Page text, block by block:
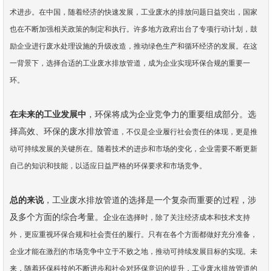
术进步。 在中国，随着经济的快速发展，工业废水的排放问题日益突出，国家
也在不断加强相关政策的制定和执行。许多地方政府出台了专项行动计划，鼓
励企业进行废水处理设施的升级改造，推动绿色生产和循环经济的发展。在这
一背景下，选择合适的工业废水排放管道，成为企业实现环保合规的重要一
环。
在未来的工业发展中 ，环保将成为企业竞争力的重要组成部分。选
择高效、环保的废水排放管道，不仅是企业履行社会责任的体现，更是推
动可持续发展的关键所在。随着技术的进步和市场的变化，企业需要不断更新
自己的知识和技能，以适应日益严格的环保要求和市场竞争。
总的来说，工业废水排放管道的选择是一个复杂而重要的过程，涉
及多个方面的综合考量。企业在选择时，除了关注经济成本和技术支持
外，更应重视环保合规和社会责任的履行。只有在各个方面都做好充分准备，
企业才能在激烈的市场竞争中立于不败之地，推动可持续发展目标的实现。未
来，随着环保科技的不断进步和社会对环保意识的提升，工业废水排放管道的